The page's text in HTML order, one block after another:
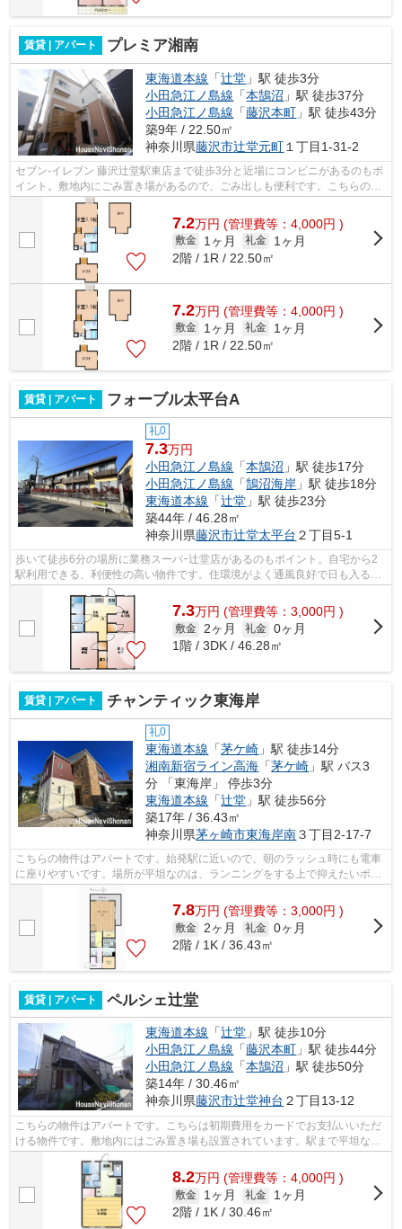
賃貸 | アパート プレミア湘南
東海道本線 「辻堂 」駅 徒歩3分
小田急江ノ島線 「本鵠沼 」駅 徒歩37分
小田急江ノ島線 「藤沢本町 」駅 徒歩43分
築9年 / 22.50㎡
神奈川県藤沢市辻堂元町 １丁目1-31-2
セブン‐イレブン 藤沢辻堂駅東店まで徒歩3分と近場にコンビニがあるのもポ
イント。敷地内にごみ置き場があるので、ごみ出しも便利です。こちらの物
件はアパートです。クレジットカード...
7.2万円 (管理費等：4,000円 )
敷金 1ヶ月 礼金
1ヶ月
2階 / 1R / 22.50㎡
7.2万円 (管理費等：4,000円 )
敷金 1ヶ月 礼金
1ヶ月
2階 / 1R / 22.50㎡
賃貸 | アパート フォーブル太平台A
礼0
7.3万円
小田急江ノ島線 「本鵠沼 」駅 徒歩17分
小田急江ノ島線 「鵠沼海岸 」駅 徒歩18分
東海道本線 「辻堂 」駅 徒歩23分
築44年 / 46.28㎡
神奈川県藤沢市辻堂太平台 ２丁目5-1
歩いて徒歩6分の場所に業務スーパｰ辻堂店があるのもポイント。自宅から2
駅利用できる、利便性の高い物件です。住環境がよく通風良好で日も入る物
件をご提供します。初期費用のカード決...
7.3万円 (管理費等：3,000円 )
敷金 2ヶ月 礼金 0ヶ月
1階 / 3DK / 46.28㎡
賃貸 | アパート チャンティック東海岸
礼0
東海道本線 「茅ケ崎 」駅 徒歩14分
湘南新宿ライン高海 「茅ケ崎 」駅 バス3
分 「東海岸」 停歩3分
東海道本線 「辻堂 」駅 徒歩56分
築17年 / 36.43㎡
神奈川県茅ヶ崎市東海岸南３丁目2-17-7
こちらの物件はアパートです。始発駅に近いので、朝のラッシュ時にも電車
に座りやすいです。場所が平坦なのは、ランニングをする上で抑えたいポイ
ントですね。こちらは初期費用をカー...
7.8万円 (管理費等：3,000円 )
敷金 2ヶ月 礼金 0ヶ月
2階 / 1K / 36.43㎡
賃貸 | アパート ペルシェ辻堂
東海道本線 「辻堂 」駅 徒歩10分
小田急江ノ島線 「藤沢本町 」駅 徒歩44分
小田急江ノ島線 「本鵠沼 」駅 徒歩50分
築14年 / 30.46㎡
神奈川県藤沢市辻堂神台 ２丁目13-12
こちらの物件はアパートです。こちらは初期費用をカードでお支払いいただ
ける物件です。敷地内にはごみ置き場も設置されています。駅まで平坦な物
件で、ラクに駅まで移動することがで...
8.2万円 (管理費等：4,000円 )
敷金 1ヶ月 礼金
1ヶ月
2階 / 1K / 30.46㎡